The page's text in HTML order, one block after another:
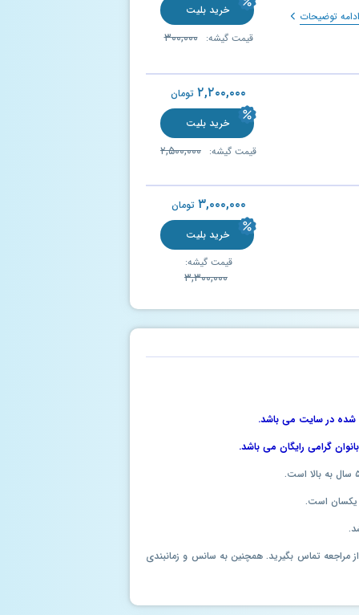
خرید بلیت
قیمت گیشه:
۳۰۰,۰۰۰
ادامه توضیحات
۲,۲۰۰,۰۰۰ تومان
خرید بلیت
قیمت گیشه: ۲,۵۰۰,۰۰۰
۳,۰۰۰,۰۰۰ تومان
خرید بلیت
قیمت گیشه:
۳,۳۰۰,۰۰۰
شده در سایت می باشد.
گرامی رایگان می باشد.
یکسان است.
از مراجعه تماس بگیرید. همچنین به سانس و زمانبندی